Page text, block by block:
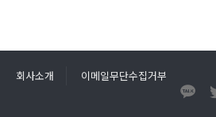
회사소개 이메일무단수집거부